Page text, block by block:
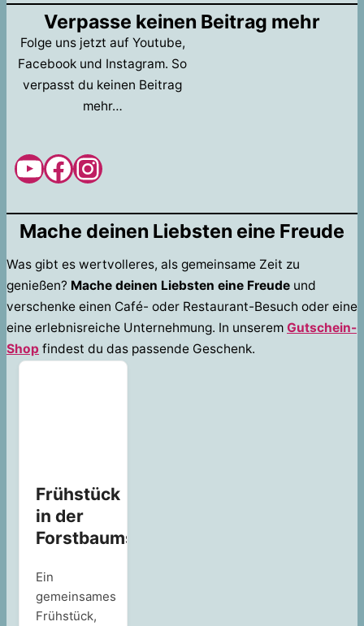
Verpasse keinen Beitrag mehr
Folge uns jetzt auf Youtube,
Facebook und Instagram. So
verpasst du keinen Beitrag
mehr…
YouTube
Facebook
Instagram
Mache deinen Liebsten eine Freude
Was gibt es wertvolleres, als gemeinsame Zeit zu
genießen? Mache deinen Liebsten eine Freude und
verschenke einen Café- oder Restaurant-Besuch oder eine
eine erlebnisreiche Unternehmung. In unserem Gutschein-
Shop findest du das passende Geschenk.
Frühstück
in der
Forstbaumschule
Ein
gemeinsames
Frühstück,